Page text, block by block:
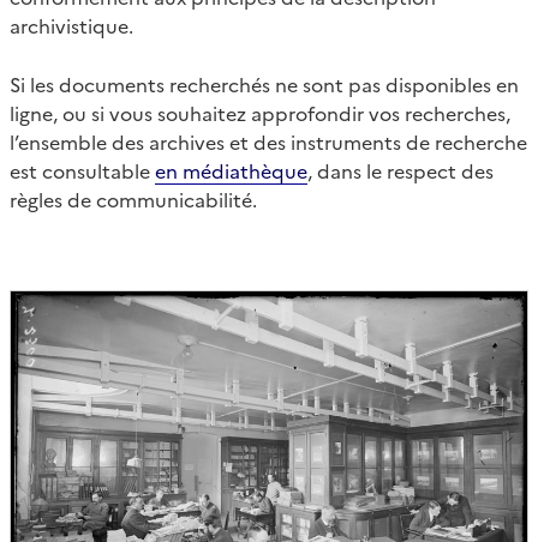
archivistique.
Si les documents recherchés ne sont pas disponibles en
ligne, ou si vous souhaitez approfondir vos recherches,
l’ensemble des archives et des instruments de recherche
est consultableen médiathèque, dans le respect des
règles de communicabilité.